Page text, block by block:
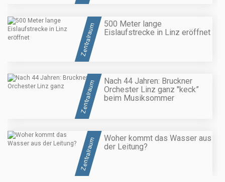
Zentralraum
500 Meter lange
Eislaufstrecke in Linz eröffnet
Zentralraum
Nach 44 Jahren: Bruckner
Orchester Linz ganz "keck”
beim Musiksommer
Zentralraum
Woher kommt das Wasser aus
der Leitung?